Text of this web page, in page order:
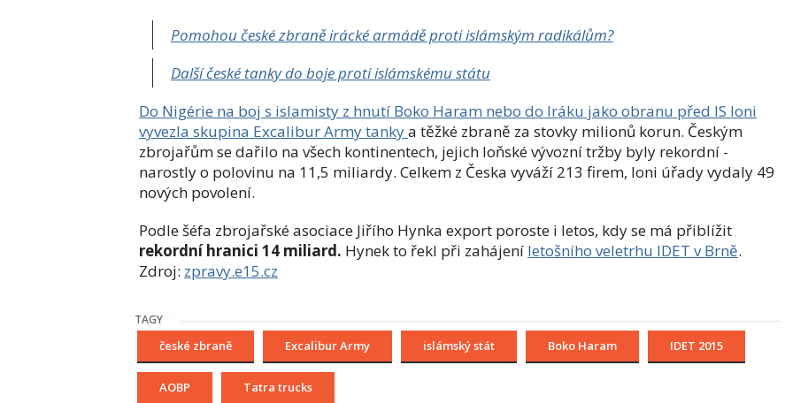
Pomohou české zbraně irácké armádě proti islámským radikálům?
Další české tanky do boje proti islámskému státu
Do Nigérie na boj s islamisty z hnutí Boko Haram nebo do Iráku jako obranu před IS loni
vyvezla skupina Excalibur Army tankya těžké zbraně za stovky milionů korun. Českým
zbrojařům se dařilo na všech kontinentech, jejich loňské vývozní tržby byly rekordní -
narostly o polovinu na 11,5 miliardy. Celkem z Česka vyváží 213 firem, loni úřady vydaly 49
nových povolení.
Podle šéfa zbrojařské asociace Jiřího Hynka export poroste i letos, kdy se má přiblížit
rekordní hranici 14 miliard. Hynek to řekl při zahájení letošního veletrhu IDET v Brně.
Zdroj: zpravy.e15.cz
TAGY
české zbraně Excalibur Army islámský stát Boko Haram IDET 2015
AOBP Tatra trucks